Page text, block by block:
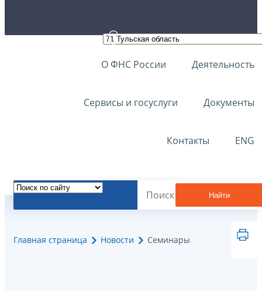
О ФНС России Деятельность
Сервисы и госуслуги Документы
Контакты ENG
Найти
Главная страница Новости Семинары